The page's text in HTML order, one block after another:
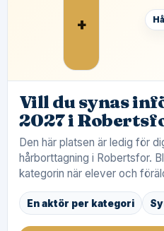
+
Vill du synas
2027 i
Den här platsen är ledig för
hårborttagning i Robertsfor.
kategorin när elever och
En aktör per kategori